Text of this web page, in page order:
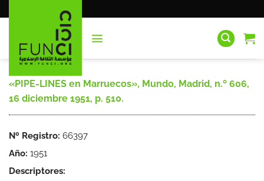
al
«PIPE-LINES en Marruecos», Mundo, Madrid, n.º 606,
16 diciembre 1951, p. 510.
Nº Registro: 66397
Año: 1951
Descriptores: